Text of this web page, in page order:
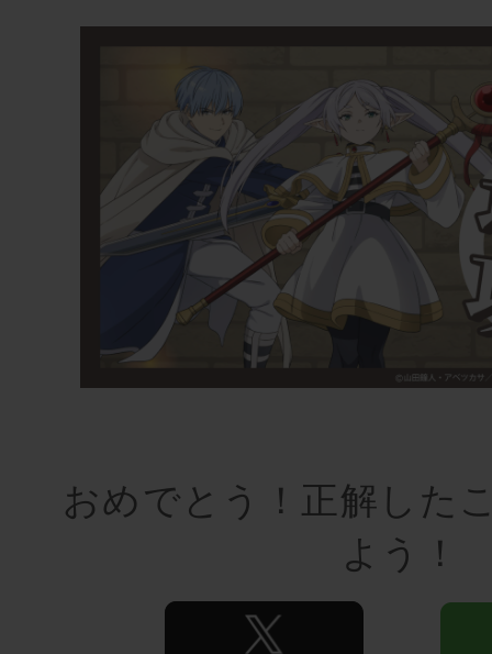
おめでとう！正解した
よう！